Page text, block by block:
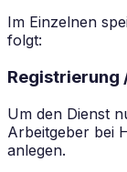
Im Einzelnen
folgt:
Registrierung
Um den Dienst
Arbeitgeber bei
anlegen.